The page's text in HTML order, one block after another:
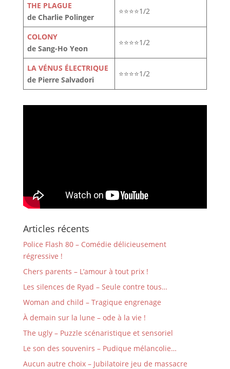
THE PLAGUE
de Charlie Polinger
⭐⭐⭐⭐1/2
COLONY
de Sang-Ho Yeon
⭐⭐⭐⭐1/2
LA VÉNUS ÉLECTRIQUE
de Pierre Salvadori
⭐⭐⭐⭐1/2
Articles récents
Police Flash 80 – Comédie délicieusement
régressive !
Chers parents – L’amour à tout prix !
Les silences de Ryad – Seule contre tous…
Woman and child – Tragique engrenage
À demain sur la lune – ode à la vie !
The ugly – Puzzle scénaristique et sensoriel
Le son des souvenirs – Pudique mélancolie…
Aucun autre choix – Jubilatoire jeu de massacre